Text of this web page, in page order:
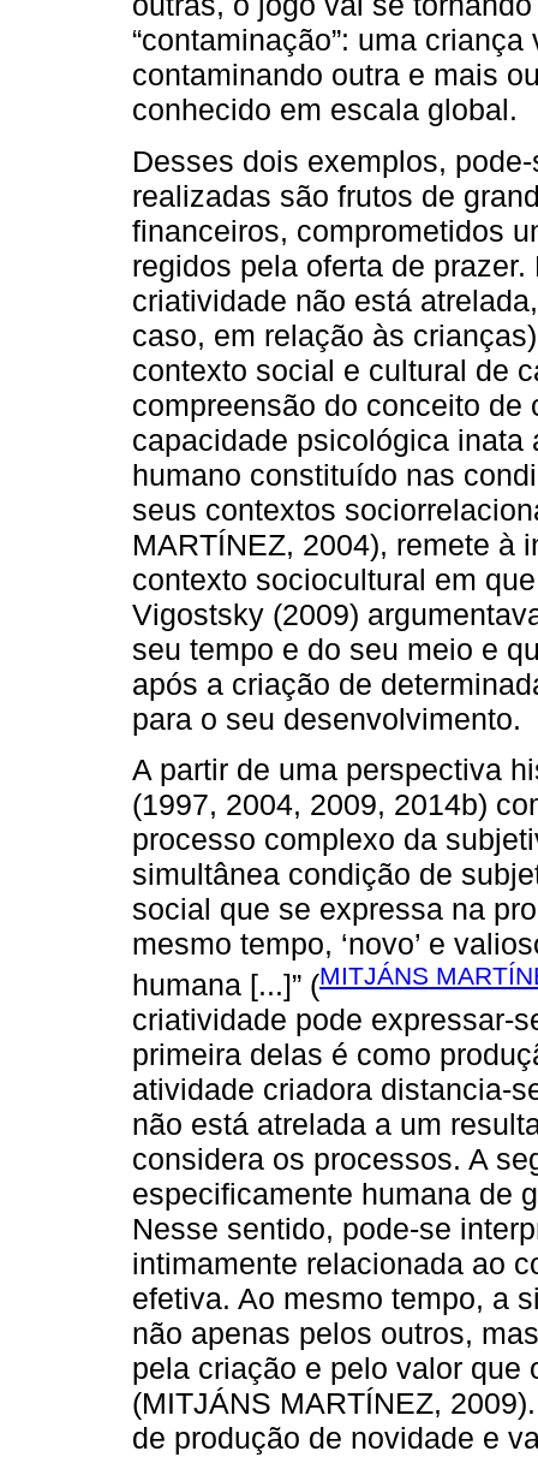
“contaminação”: uma
contaminando outra e mais
conhecido em escala global.
Desses dois exemplos,
realizadas são frutos de
financeiros, comprometidos
regidos pela oferta de
criatividade não está
caso, em relação às
contexto social e cultural de
compreensão do conceito
capacidade psicológica
humano constituído nas
seus contextos
MARTÍNEZ, 2004), remete à
contexto sociocultural em
Vigostsky (2009)
seu tempo e do seu meio e
após a criação de
para o seu desenvolvimento.
A partir de uma perspectiva
(1997, 2004, 2009, 2014b)
processo complexo da
simultânea condição de
social que se expressa na
mesmo tempo, ‘novo’ e
humana [...]” (MITJÁNS
criatividade pode expressar-
primeira delas é como
atividade criadora distancia-
não está atrelada a um
considera os processos. A
especificamente humana de
Nesse sentido, pode-se
intimamente relacionada ao
efetiva. Ao mesmo tempo, a
não apenas pelos outros,
pela criação e pelo valor que
(MITJÁNS MARTÍNEZ,
de produção de novidade e